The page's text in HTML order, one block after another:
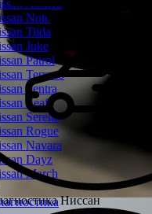
Almera
Note
Tiida
Juke
Patrol
Terrano
Sentra
Leaf
Serena
Rogue
Navara
Dayz
March
Ниссан